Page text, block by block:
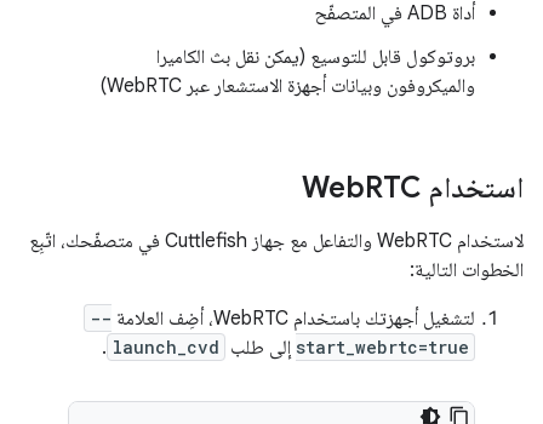
أداة ADB في المتصفّح
بروتوكول قابل للتوسيع (يمكن نقل بث الكاميرا
والميكروفون وبيانات أجهزة الاستشعار عبر WebRTC)
استخدام Web RTC
لاستخدام WebRTC والتفاعل مع جهاز Cuttlefish في متصفّحك، اتّبِع
الخطوات التالية:
لتشغيل أجهزتك باستخدام WebRTC، أضِف العلامة
--
start_webrtc=true إلى طلب launch_cvd
.